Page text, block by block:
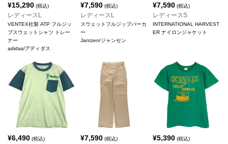
¥15,290 (税込)
レディースL
VENTEX社製 ATP フルジッ
プスウェットシャツ トレー
ナー
adidas/アディダス
¥7,590(税込)
レディースL
スウェットフルジップパーカ
ー
Jantzen/ジャンセン
¥7,590 (税込)
レディースS
INTERNATIONAL HARVEST
ER ナイロンジャケット
¥6,490 (税込) ¥7,590(税込) ¥5,390 (税込)